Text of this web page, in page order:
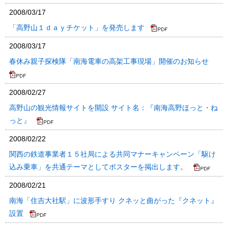
2008/03/17
「高野山１ｄａｙチケット」を発売します
2008/03/17
春休み親子探検隊「南海電車の高架工事現場」開催のお知らせ
2008/02/27
高野山の観光情報サイトを開設 サイト名：『南海高野ほっと・ね
っと』
2008/02/22
関西の鉄道事業者１５社局による共同マナーキャンペーン「駆け
込み乗車」を共通テーマとしてポスターを掲出します。
2008/02/21
南海「住吉大社駅」に波形手すり クネッと曲がった『クネット』
設置